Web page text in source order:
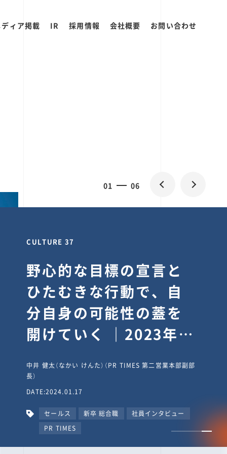
ィア掲載 IR 採用情報 会社概要 お問い合わせ
0 06
CULTURE 30
逆境では自分のスタン
スを変え“予想を裏切
り、期待を超える”【真
輔塾・前編】
山田真輔（やまだ しんすけ）（執行役員 兼 Jooto事業部
長）
DATE:2023.09.08
カルチャー CxO キャリア入社 Jooto